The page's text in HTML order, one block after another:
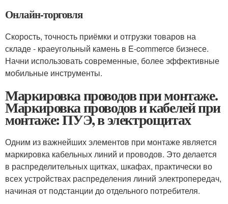
Онлайн-торговля
Скорость, точность приёмки и отгрузки товаров на
складе - краеугольный камень в E-commerce бизнесе.
Начни использовать современные, более эффективные
мобильные инструменты.
Маркировка проводов при монтаже.
Маркировка проводов и кабелей при
монтаже: ПУЭ, в электрощитах
Одним из важнейших элементов при монтаже является
маркировка кабельных линий и проводов. Это делается
в распределительных щитках, шкафах, практически во
всех устройствах распределения линий электропередач,
начиная от подстанции до отдельного потребителя.